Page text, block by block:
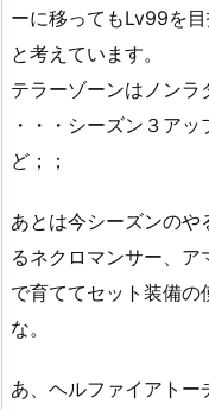
ーに移ってもLv99を
と考えています。
テラーゾーンはノンラ
・・・シーズン３ア
ど；；
あとは今シーズンの
るネクロマンサー、
で育ててセット装備
な。
あ、ヘルファイアト